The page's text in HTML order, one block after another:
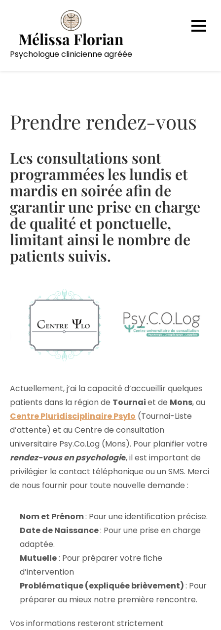
contentMélissa Florian
Psychologue clinicienne agréée
Prendre rendez-vous
Les consultations sont
programmées les lundis et
mardis en soirée afin de
garantir une prise en charge
de qualité et ponctuelle,
limitant ainsi le nombre de
patients suivis.
Actuellement, j’ai la capacité d’accueillir quelques
patients dans la région de Tournaiet de Mons, au
Centre Pluridisciplinaire Psylo (Tournai-Liste
d’attente) et au Centre de consultation
universitaire Psy.Co.Log (Mons). Pour planifier votre
rendez-vous en psychologie, il est important de
privilégier le contact téléphonique ou un SMS. Merci
de nous fournir pour toute nouvelle demande :
Nom et Prénom: Pour une identification précise.
Date de Naissance: Pour une prise en charge
adaptée.
Mutuelle: Pour préparer votre fiche
d’intervention
Problématique (expliquée brièvement): Pour
préparer au mieux notre première rencontre.
Vos informations resteront strictement